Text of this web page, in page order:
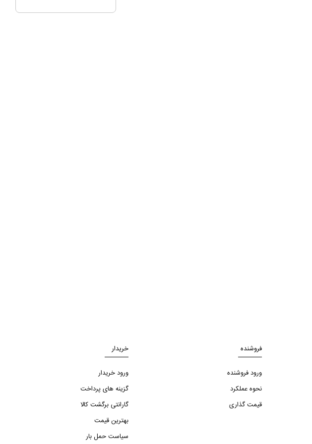
فروشنده
ورود فروشنده
نحوه عملکرد
قیمت گذاری
خریدار
ورود خریدار
گزینه های پرداخت
گارانتی برگشت کالا
بهترین قیمت
سیاست حمل بار